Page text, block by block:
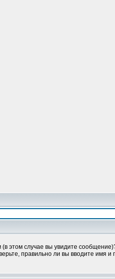
этом случае вы увидите
правильно ли вы вводите имя